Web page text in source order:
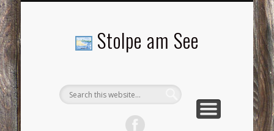
Stolpe am See